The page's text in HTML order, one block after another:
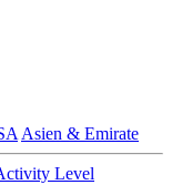
Asien & Emirate
Level